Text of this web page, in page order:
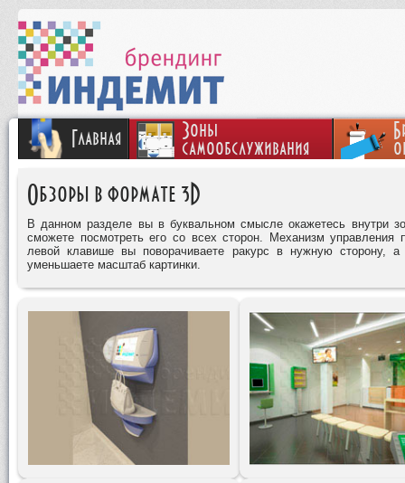
Главная Зоны
самообслуживания
Обзоры в формате 3D
В данном разделе вы в буквальном смысле окажетесь внутри
сможете посмотреть его со всех сторон. Механизм
левой клавише вы поворачиваете ракурс в нужную сторону,
уменьшаете масштаб картинки.